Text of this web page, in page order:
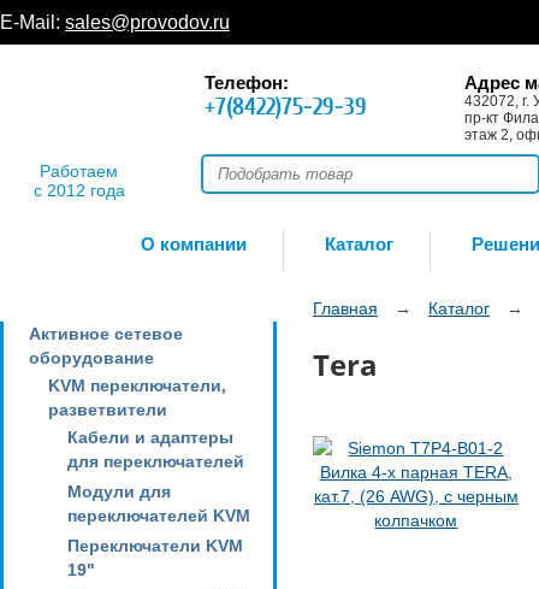
E-Mail: sales@provodov.ru
Работаем
с 2012 года
Телефон:
+7(8422)75-29-39
Адрес
432072, г.
пр-кт
этаж 2,
О компании Каталог
Активное сетевое
оборудование
KVM переключатели,
разветвители
Кабели и адаптеры
для переключателей
Модули для
переключателей KVM
Переключатели KVM
19"
Главная → Каталог →
Tera